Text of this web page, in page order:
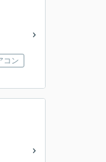
コン